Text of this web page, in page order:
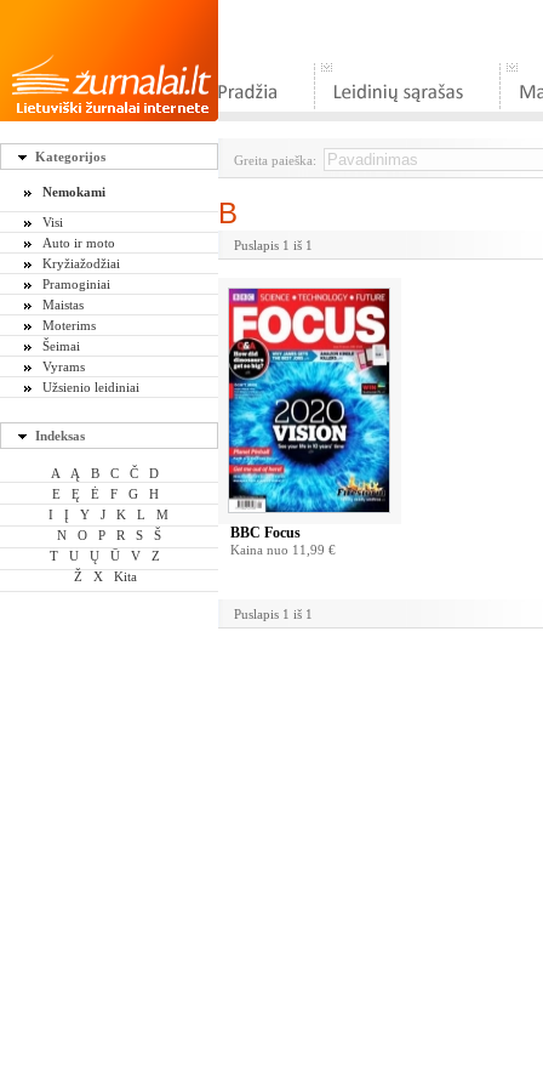
Kategorijos
Nemokami
Visi
Auto ir moto
Kryžiažodžiai
Pramoginiai
Maistas
Moterims
Šeimai
Vyrams
Užsienio leidiniai
Indeksas
A Ą B C Č
D
E
Ę Ė F G
H
I
Į Y J K L
M
N
O P R S
Š
T
U Ų Ū V
Z
Ž
X Kita
Greita paieška:
B
Puslapis 1 iš 1
BBC Focus
Kaina nuo 11,99 €
Puslapis 1 iš 1